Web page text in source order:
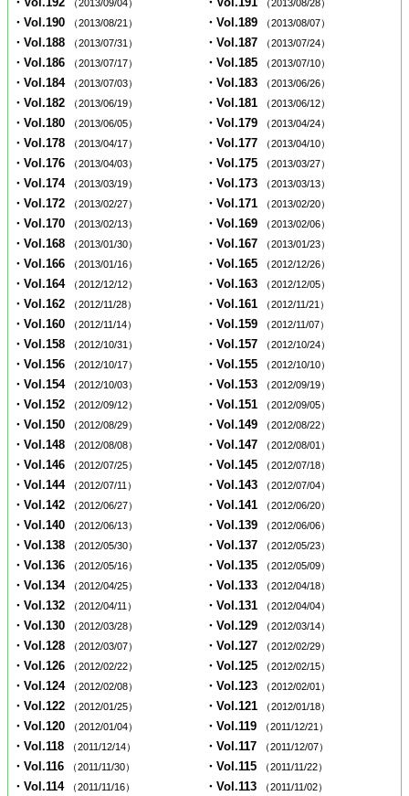
（2013/09/04） （2013/08/28）
・Vol.190 （2013/08/21） ・Vol.189 （2013/08/07）
・Vol.188 （2013/07/31） ・Vol.187 （2013/07/24）
・Vol.186 （2013/07/17） ・Vol.185 （2013/07/10）
・Vol.184 （2013/07/03） ・Vol.183 （2013/06/26）
・Vol.182 （2013/06/19） ・Vol.181 （2013/06/12）
・Vol.180 （2013/06/05） ・Vol.179 （2013/04/24）
・Vol.178 （2013/04/17） ・Vol.177 （2013/04/10）
・Vol.176 （2013/04/03） ・Vol.175 （2013/03/27）
・Vol.174 （2013/03/19） ・Vol.173 （2013/03/13）
・Vol.172 （2013/02/27） ・Vol.171 （2013/02/20）
・Vol.170 （2013/02/13） ・Vol.169 （2013/02/06）
・Vol.168 （2013/01/30） ・Vol.167 （2013/01/23）
・Vol.166 （2013/01/16） ・Vol.165 （2012/12/26）
・Vol.164 （2012/12/12） ・Vol.163 （2012/12/05）
・Vol.162 （2012/11/28） ・Vol.161 （2012/11/21）
・Vol.160 （2012/11/14） ・Vol.159 （2012/11/07）
・Vol.158 （2012/10/31） ・Vol.157 （2012/10/24）
・Vol.156 （2012/10/17） ・Vol.155 （2012/10/10）
・Vol.154 （2012/10/03） ・Vol.153 （2012/09/19）
・Vol.152 （2012/09/12） ・Vol.151 （2012/09/05）
・Vol.150 （2012/08/29） ・Vol.149 （2012/08/22）
・Vol.148 （2012/08/08） ・Vol.147 （2012/08/01）
・Vol.146 （2012/07/25） ・Vol.145 （2012/07/18）
・Vol.144 （2012/07/11） ・Vol.143 （2012/07/04）
・Vol.142 （2012/06/27） ・Vol.141 （2012/06/20）
・Vol.140 （2012/06/13） ・Vol.139 （2012/06/06）
・Vol.138 （2012/05/30） ・Vol.137 （2012/05/23）
・Vol.136 （2012/05/16） ・Vol.135 （2012/05/09）
・Vol.134 （2012/04/25） ・Vol.133 （2012/04/18）
・Vol.132 （2012/04/11） ・Vol.131 （2012/04/04）
・Vol.130 （2012/03/28） ・Vol.129 （2012/03/14）
・Vol.128 （2012/03/07） ・Vol.127 （2012/02/29）
・Vol.126 （2012/02/22） ・Vol.125 （2012/02/15）
・Vol.124 （2012/02/08） ・Vol.123 （2012/02/01）
・Vol.122 （2012/01/25） ・Vol.121 （2012/01/18）
・Vol.120 （2012/01/04） ・Vol.119 （2011/12/21）
・Vol.118 （2011/12/14） ・Vol.117 （2011/12/07）
・Vol.116 （2011/11/30） ・Vol.115 （2011/11/22）
・Vol.114 （2011/11/16） ・Vol.113 （2011/11/02）